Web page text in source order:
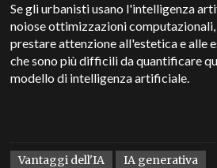
Se gli urbanisti usano l'intelligenza
noiose ottimizzazioni
prestare attenzione all'estetica e alle
che sono più difficili da quantificare
modello di intelligenza artificiale.
Vantaggi dell'IA
IA generativa